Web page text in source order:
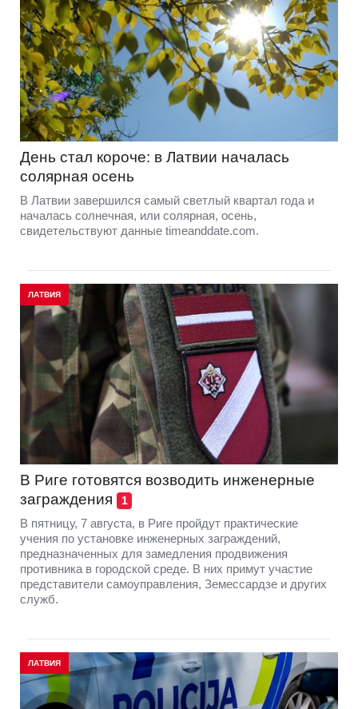
День стал короче: в Латвии началась
солярная осень
В Латвии завершился самый светлый квартал года и
началась солнечная, или солярная, осень,
свидетельствуют данные timeanddate.com.
ЛАТВИЯ
В Риге готовятся возводить инженерные
заграждения
1
В пятницу, 7 августа, в Риге пройдут практические
учения по установке инженерных заграждений,
предназначенных для замедления продвижения
противника в городской среде. В них примут участие
представители самоуправления, Земессардзе и других
служб.
ЛАТВИЯ